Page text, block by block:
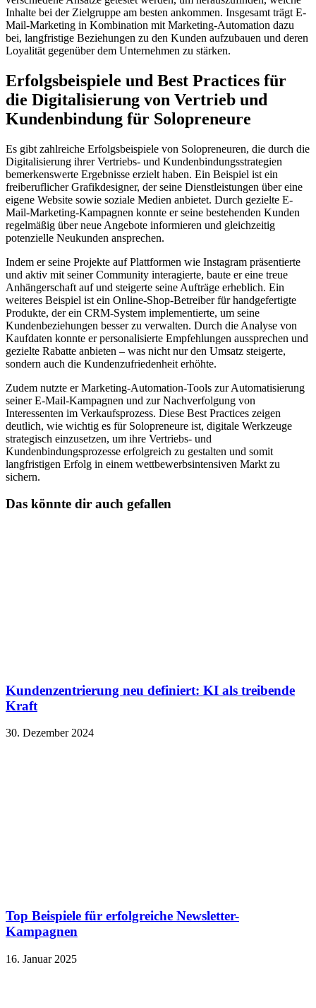
Inhalte bei der Zielgruppe am besten ankommen. Insgesamt trägt E-
Mail-Marketing in Kombination mit Marketing-Automation dazu
bei, langfristige Beziehungen zu den Kunden aufzubauen und deren
Loyalität gegenüber dem Unternehmen zu stärken.
Erfolgsbeispiele und Best Practices für
die Digitalisierung von Vertrieb und
Kundenbindung für Solopreneure
Es gibt zahlreiche Erfolgsbeispiele von Solopreneuren, die durch die
Digitalisierung ihrer Vertriebs- und Kundenbindungsstrategien
bemerkenswerte Ergebnisse erzielt haben. Ein Beispiel ist ein
freiberuflicher Grafikdesigner, der seine Dienstleistungen über eine
eigene Website sowie soziale Medien anbietet. Durch gezielte E-
Mail-Marketing-Kampagnen konnte er seine bestehenden Kunden
regelmäßig über neue Angebote informieren und gleichzeitig
potenzielle Neukunden ansprechen.
Indem er seine Projekte auf Plattformen wie Instagram präsentierte
und aktiv mit seiner Community interagierte, baute er eine treue
Anhängerschaft auf und steigerte seine Aufträge erheblich. Ein
weiteres Beispiel ist ein Online-Shop-Betreiber für handgefertigte
Produkte, der ein CRM-System implementierte, um seine
Kundenbeziehungen besser zu verwalten. Durch die Analyse von
Kaufdaten konnte er personalisierte Empfehlungen aussprechen und
gezielte Rabatte anbieten – was nicht nur den Umsatz steigerte,
sondern auch die Kundenzufriedenheit erhöhte.
Zudem nutzte er Marketing-Automation-Tools zur Automatisierung
seiner E-Mail-Kampagnen und zur Nachverfolgung von
Interessenten im Verkaufsprozess. Diese Best Practices zeigen
deutlich, wie wichtig es für Solopreneure ist, digitale Werkzeuge
strategisch einzusetzen, um ihre Vertriebs- und
Kundenbindungsprozesse erfolgreich zu gestalten und somit
langfristigen Erfolg in einem wettbewerbsintensiven Markt zu
sichern.
Das könnte dir auch gefallen
Kundenzentrierung neu definiert: KI als treibende
Kraft
30. Dezember 2024
Top Beispiele für erfolgreiche Newsletter-
Kampagnen
16. Januar 2025